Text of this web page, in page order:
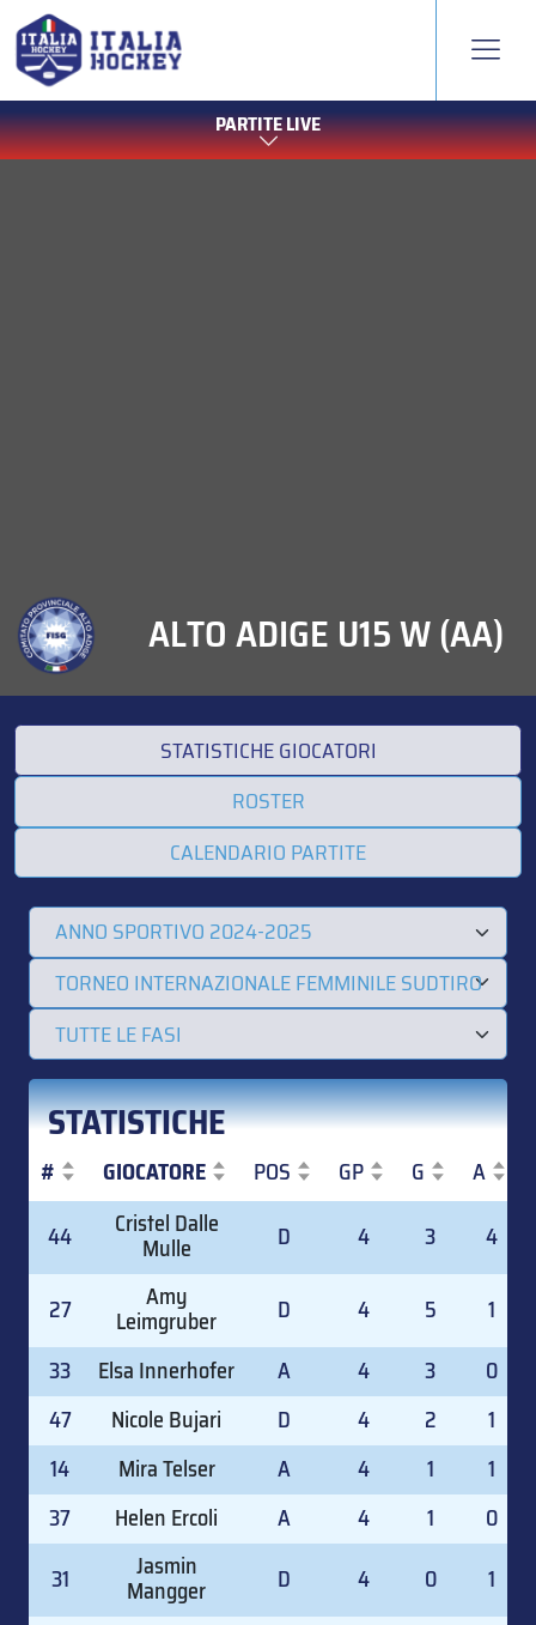
PARTITE LIVE
ALTO ADIGE U15 W (AA)
STATISTICHE GIOCATORI
ROSTER
CALENDARIO PARTITE
STATISTICHE
# GIOCATORE POS GP G A
GIOCATORE
44 Cristel Dalle
Mulle D 4 3 4
27 Amy
Leimgruber D 4 5
1
33
Elsa Innerhofer A 4 3
0
47
Nicole Bujari D 4 2
1
14
Mira Telser A 4 1
1
37
Helen Ercoli A 4 1
0
31
Jasmin
Mangger D 4 0
1